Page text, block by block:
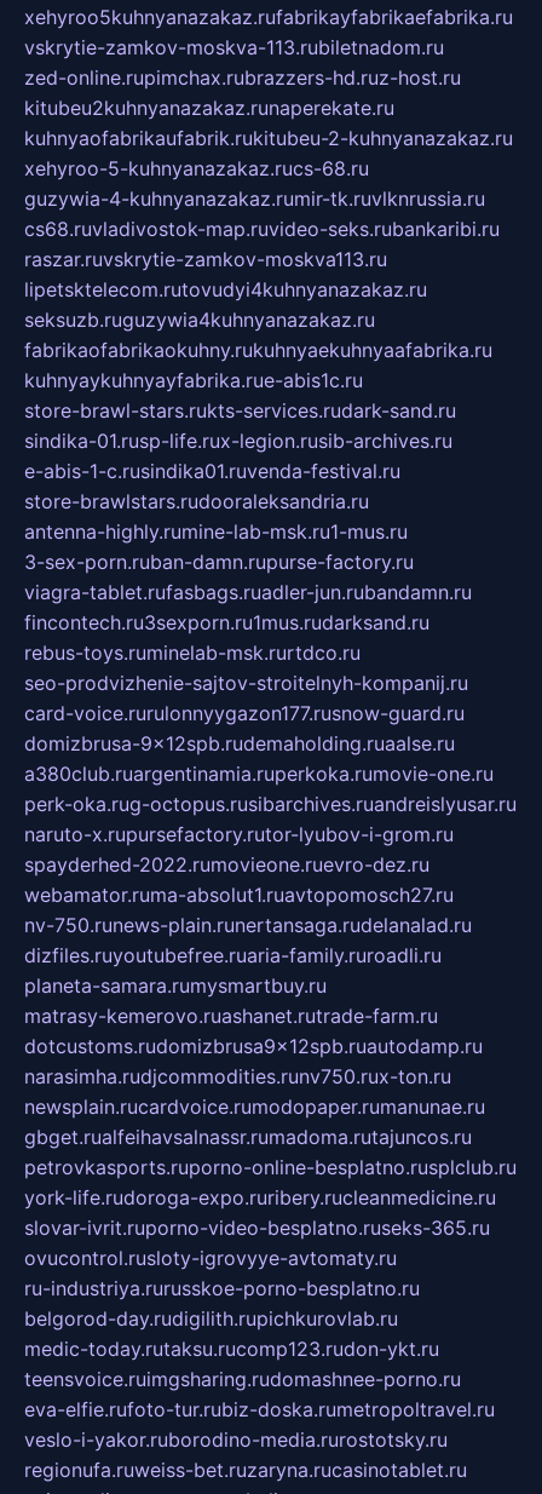
xehyroo5kuhnyanazakaz.rufabrikayfabrikaefabrika.ru
vskrytie-zamkov-moskva-113.rubiletnadom.ru
zed-online.rupimchax.rubrazzers-hd.ruz-host.ru
kitubeu2kuhnyanazakaz.runaperekate.ru
kuhnyaofabrikaufabrik.rukitubeu-2-kuhnyanazakaz.ru
xehyroo-5-kuhnyanazakaz.rucs-68.ru
guzywia-4-kuhnyanazakaz.rumir-tk.ruvlknrussia.ru
cs68.ruvladivostok-map.ruvideo-seks.rubankaribi.ru
raszar.ruvskrytie-zamkov-moskva113.ru
lipetsktelecom.rutovudyi4kuhnyanazakaz.ru
seksuzb.ruguzywia4kuhnyanazakaz.ru
fabrikaofabrikaokuhny.rukuhnyaekuhnyaafabrika.ru
kuhnyaykuhnyayfabrika.rue-abis1c.ru
store-brawl-stars.rukts-services.rudark-sand.ru
sindika-01.rusp-life.rux-legion.rusib-archives.ru
e-abis-1-c.rusindika01.ruvenda-festival.ru
store-brawlstars.rudooraleksandria.ru
antenna-highly.rumine-lab-msk.ru1-mus.ru
3-sex-porn.ruban-damn.rupurse-factory.ru
viagra-tablet.rufasbags.ruadler-jun.rubandamn.ru
fincontech.ru3sexporn.ru1mus.rudarksand.ru
rebus-toys.ruminelab-msk.rurtdco.ru
seo-prodvizhenie-sajtov-stroitelnyh-kompanij.ru
card-voice.rurulonnyygazon177.rusnow-guard.ru
domizbrusa-9x12spb.rudemaholding.ruaalse.ru
a380club.ruargentinamia.ruperkoka.rumovie-one.ru
perk-oka.rug-octopus.rusibarchives.ruandreislyusar.ru
naruto-x.rupursefactory.rutor-lyubov-i-grom.ru
spayderhed-2022.rumovieone.ruevro-dez.ru
webamator.ruma-absolut1.ruavtopomosch27.ru
nv-750.runews-plain.runertansaga.rudelanalad.ru
dizfiles.ruyoutubefree.ruaria-family.ruroadli.ru
planeta-samara.rumysmartbuy.ru
matrasy-kemerovo.ruashanet.rutrade-farm.ru
dotcustoms.rudomizbrusa9x12spb.ruautodamp.ru
narasimha.rudjcommodities.runv750.rux-ton.ru
newsplain.rucardvoice.rumodopaper.rumanunae.ru
gbget.rualfeihavsalnassr.rumadoma.rutajuncos.ru
petrovkasports.ruporno-online-besplatno.rusplclub.ru
york-life.rudoroga-expo.ruribery.rucleanmedicine.ru
slovar-ivrit.ruporno-video-besplatno.ruseks-365.ru
ovucontrol.rusloty-igrovyye-avtomaty.ru
ru-industriya.rurusskoe-porno-besplatno.ru
belgorod-day.rudigilith.rupichkurovlab.ru
medic-today.rutaksu.rucomp123.rudon-ykt.ru
teensvoice.ruimgsharing.rudomashnee-porno.ru
eva-elfie.rufoto-tur.rubiz-doska.rumetropoltravel.ru
veslo-i-yakor.ruborodino-media.rurostotsky.ru
regionufa.ruweiss-bet.ruzaryna.rucasinotablet.ru